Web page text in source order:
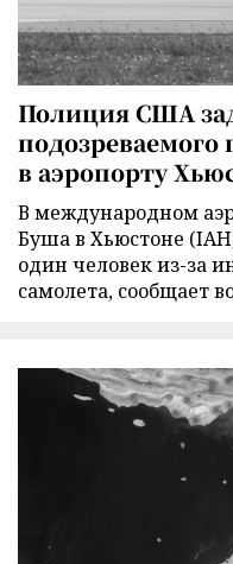
Полиция США
подозреваемого
в аэропорту
В международном
Буша в Хьюстоне
один человек из-за
самолета, сообщает